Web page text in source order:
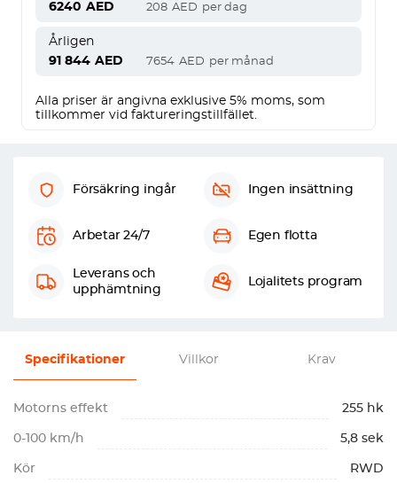
6240 AED 208 AED per dag
Årligen
91 844 AED 7654 AED per månad
Alla priser är angivna exklusive 5% moms, som
tillkommer vid faktureringstillfället.
Försäkring ingår Ingen insättning
Arbetar 24/7 Egen flotta
Leverans och
upphämtning
Lojalitets program
Specifikationer Villkor Krav
Motorns effekt 255 hk
0-100 km/h 5,8 sek
Kör RWD